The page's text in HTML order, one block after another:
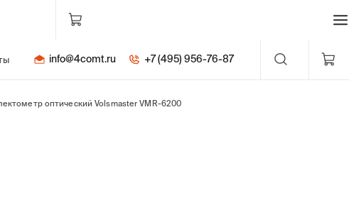
info@4comt.ru +7 (495) 956-76-87
оптический Volsmaster VMR-6200